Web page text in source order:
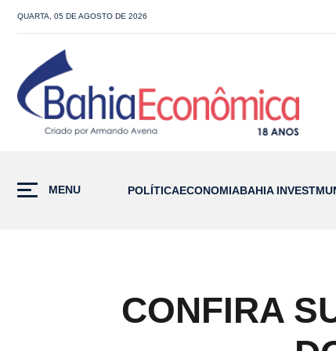
QUARTA, 05 DE AGOSTO DE 2026
MENU POLÍTICAECONOMIABAHIA INVEST
CONFIRA